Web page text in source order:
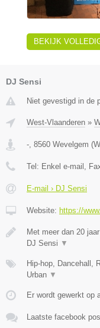
BEKIJK
DJ Sensi
Niet gevestigd in de
West-Vlaanderen »
-, 8560 Wevelgem (
Tel: Enkel e-mail ,
E-mail › DJ Sensi
Website: https://
Met meer dan 20
DJ Sensi ▼
Hip-hop, Dancehall,
Urban ▼
Er wordt gewerkt op
Laatste facebook